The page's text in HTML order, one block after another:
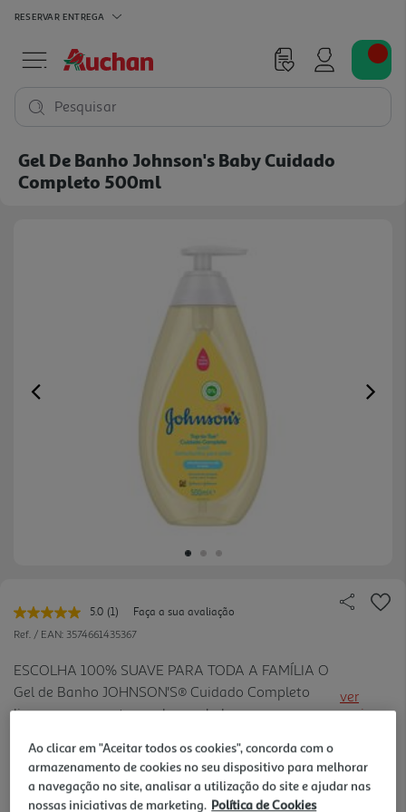
RESERVAR ENTREGA
Pesquisar
Gel De Banho Johnson's Baby Cuidado
Completo 500ml
Previous
5.0 Leu
uma
Link
para
a
mesma
(1)
Faça a sua avaliação
Ref. / EAN: 3574661435367
ESCOLHA 100% SUAVE PARA TODA A FAMÍLIA O
Gel de Banho JOHNSON'S® Cuidado Completo
limpa suavemente a pele, o cabelo e o couro
aspeto saudável. - Até 96% Dos Ingredientes
Johnson's São De Origem Natural* - P roporciona
um cuidado suave e delicado para o recém-nascido
ver
mais
11.98 €/Lt
Ao clicar em "Aceitar todos os cookies", concorda com o
armazenamento de cookies no seu dispositivo para melhorar
a navegação no site, analisar a utilização do site e ajudar nas
nossas iniciativas de marketing. Política de Cookies